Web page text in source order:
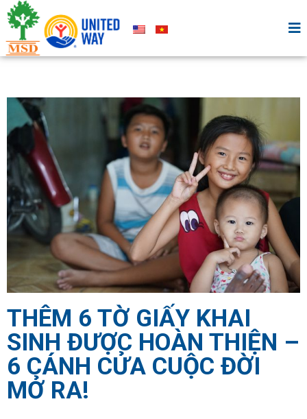
THÊM 6 TỜ GIẤY KHAI
SINH ĐƯỢC HOÀN THIỆN –
6 CÁNH CỬA CUỘC ĐỜI
MỞ RA!